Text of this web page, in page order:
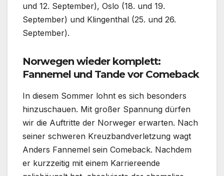
und 12. September), Oslo (18. und 19.
September) und Klingenthal (25. und 26.
September).
Norwegen wieder komplett:
Fannemel und Tande vor Comeback
In diesem Sommer lohnt es sich besonders
hinzuschauen. Mit großer Spannung dürfen
wir die Auftritte der Norweger erwarten. Nach
seiner schweren Kreuzbandverletzung wagt
Anders Fannemel sein Comeback. Nachdem
er kurzzeitig mit einem Karriereende